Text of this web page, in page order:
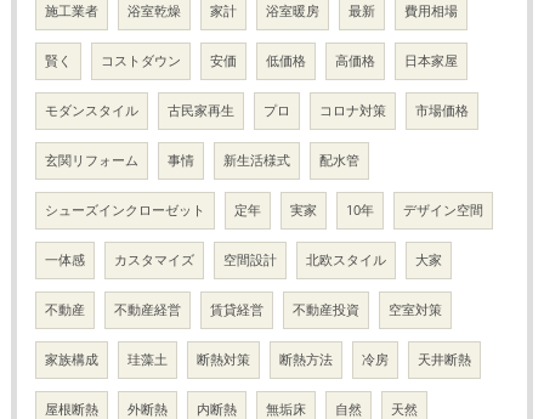
施工業者 浴室乾燥 家計 浴室暖房 最新 費用相場
賢く コストダウン 安価 低価格 高価格 日本家屋
モダンスタイル 古民家再生 プロ コロナ対策 市場価格
玄関リフォーム 事情 新生活様式 配水管
シューズインクローゼット 定年 実家 10年 デザイン空間
一体感 カスタマイズ 空間設計 北欧スタイル 大家
不動産 不動産経営 賃貸経営 不動産投資 空室対策
家族構成 珪藻土 断熱対策 断熱方法 冷房 天井断熱
屋根断熱 外断熱 内断熱 無垢床 自然 天然